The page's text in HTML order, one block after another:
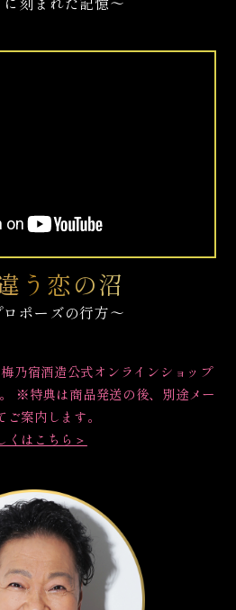
う恋の沼​
ポーズの行方～
乃宿酒造公式オンラインショップ
※特典は商品発送の後、別途メー
ご案内します。
くはこちら＞